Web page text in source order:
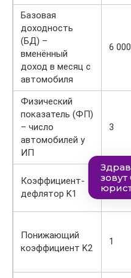
Базовая
доходность
(БД) –
вменённый
доход в месяц с
автомобиля
6 000
Физический
показатель (ФП)
– число
автомобилей у
ИП
3
Коэффициент-
дефлятор K1
2,005
Понижающий
коэффициент K2
1